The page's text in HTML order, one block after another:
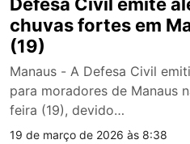
chuvas fortes em
(19)
Manaus - A Defesa Civil
para moradores de Manaus
feira (19), devido…
19 de março de 2026 às 8:38